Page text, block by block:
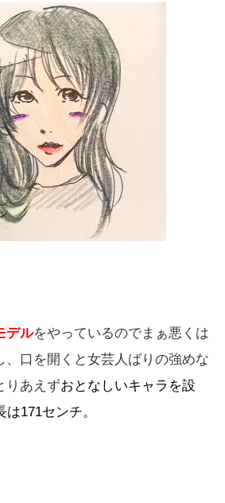
デルをやっているのでまぁ悪くは
、口を開くと女芸人ばりの強めな
りあえずおとなしいキャラを設
171センチ。